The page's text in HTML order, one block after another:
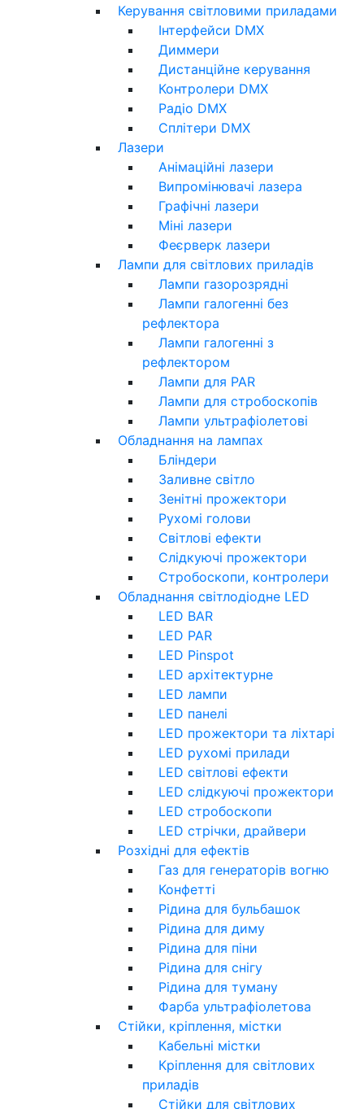
Керування світловими приладами
Інтерфейси DMX
Диммери
Дистанційне керування
Контролери DMX
Радіо DMX
Сплітери DMX
Лазери
Анімаційні лазери
Випромінювачі лазера
Графічні лазери
Міні лазери
Феєрверк лазери
Лампи для світлових приладів
Лампи газорозрядні
Лампи галогенні без
рефлектора
Лампи галогенні з
рефлектором
Лампи для PAR
Лампи для стробоскопів
Лампи ультрафіолетові
Обладнання на лампах
Бліндери
Заливне світло
Зенітні прожектори
Рухомі голови
Світлові ефекти
Слідкуючі прожектори
Стробоскопи, контролери
Обладнання світлодіодне LED
LED BAR
LED PAR
LED Pinspot
LED архітектурне
LED лампи
LED панелі
LED прожектори та ліхтарі
LED рухомі прилади
LED світлові ефекти
LED слідкуючі прожектори
LED стробоскопи
LED стрічки, драйвери
Розхідні для ефектів
Газ для генераторів вогню
Конфетті
Рідина для бульбашок
Рідина для диму
Рідина для піни
Рідина для снігу
Рідина для туману
Фарба ультрафіолетова
Стійки, кріплення, містки
Кабельні містки
Кріплення для світлових
приладів
Стійки для світлових